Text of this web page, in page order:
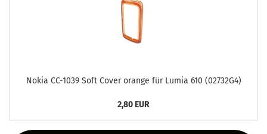
Nokia CC-​1039 Soft Cover oran­ge für Lumia 610 (02732G4)
2,80 EUR